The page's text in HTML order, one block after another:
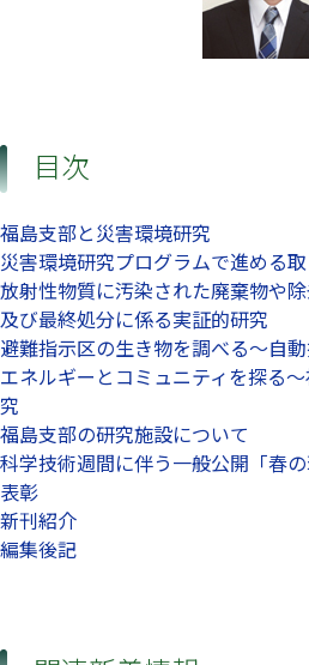
目次
福島支部と災害環境研究
災害環境研究プログラムで進める
放射性物質に汚染された廃棄物や
及び最終処分に係る実証的研究
避難指示区の生き物を調べる～自
エネルギーとコミュニティを探る
究
福島支部の研究施設について
科学技術週間に伴う一般公開「春
表彰
新刊紹介
編集後記